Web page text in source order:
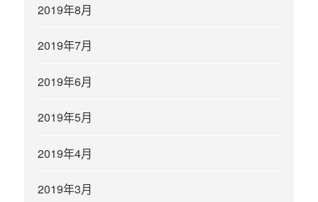
2019年8月
2019年7月
2019年6月
2019年5月
2019年4月
2019年3月